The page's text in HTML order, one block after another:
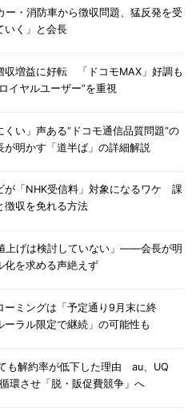
ー・消防車から徴収問題、猛反発を受
いく」と会長
収増益に好転 「ドコモMAX」好調も
イヤルユーザー”を重視
くい」声ある“ドコモ通信品質問題”の
明かす「道半ば」の詳細解説
「NHK受信料」対象になるワケ 課
徴収を免れる方法
上げは検討していない」――会長が明
を求める声絶えず
ーミングは「予定通り9月末に終
ラル限定で継続」の可能性も
も解約率が低下した理由 au、UQ
環させ「脱・販促費競争」へ